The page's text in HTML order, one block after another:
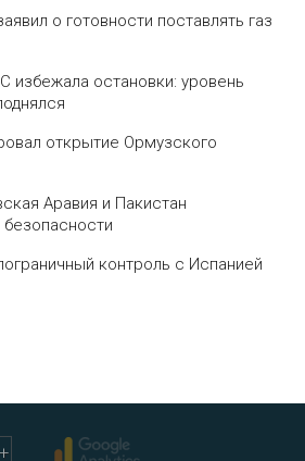
о готовности поставлять газ
избежала остановки: уровень
открытие Ормузского
Аравия и Пакистан
контроль с Испанией
+